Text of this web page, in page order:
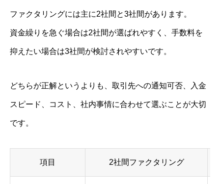
ファクタリングには主に2社間と3社間があります。
資金繰りを急ぐ場合は2社間が選ばれやすく、手数料を
抑えたい場合は3社間が検討されやすいです。
どちらが正解というよりも、取引先への通知可否、入金
スピード、コスト、社内事情に合わせて選ぶことが大切
です。
項目 2社間ファクタリング